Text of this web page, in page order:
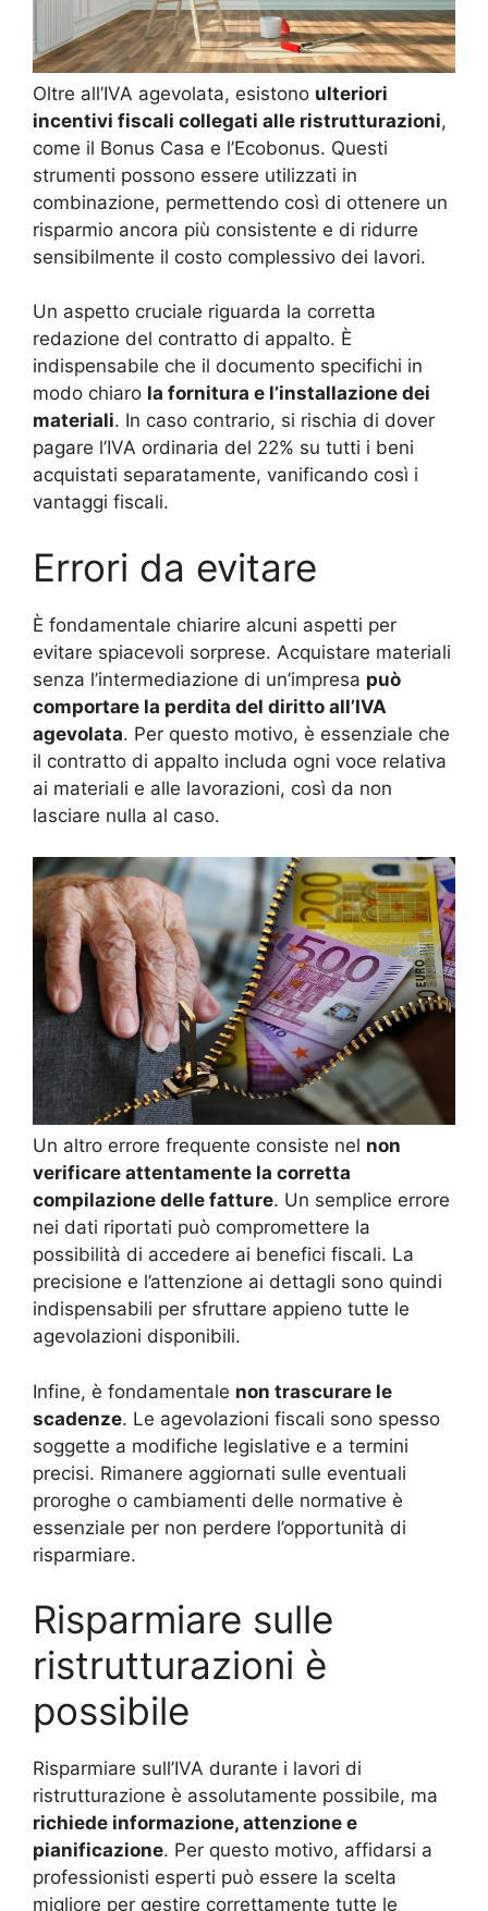
Oltre all’IVA agevolata, esistono ulteriori
incentivi fiscali collegati alle ristrutturazioni,
come il Bonus Casa e l’Ecobonus. Questi
strumenti possono essere utilizzati in
combinazione, permettendo così di ottenere un
risparmio ancora più consistente e di ridurre
sensibilmente il costo complessivo dei lavori.
Un aspetto cruciale riguarda la corretta
redazione del contratto di appalto. È
indispensabile che il documento specifichi in
modo chiaro la fornitura e l’installazione dei
materiali. In caso contrario, si rischia di dover
pagare l’IVA ordinaria del 22% su tutti i beni
acquistati separatamente, vanificando così i
vantaggi fiscali.
Errori da evitare
È fondamentale chiarire alcuni aspetti per
evitare spiacevoli sorprese. Acquistare materiali
senza l’intermediazione di un’impresa può
comportare la perdita del diritto all’IVA
agevolata. Per questo motivo, è essenziale che
il contratto di appalto includa ogni voce relativa
ai materiali e alle lavorazioni, così da non
lasciare nulla al caso.
Un altro errore frequente consiste nel non
verificare attentamente la corretta
compilazione delle fatture. Un semplice errore
nei dati riportati può compromettere la
possibilità di accedere ai benefici fiscali. La
precisione e l’attenzione ai dettagli sono quindi
indispensabili per sfruttare appieno tutte le
agevolazioni disponibili.
Infine, è fondamentale non trascurare le
scadenze. Le agevolazioni fiscali sono spesso
soggette a modifiche legislative e a termini
precisi. Rimanere aggiornati sulle eventuali
proroghe o cambiamenti delle normative è
essenziale per non perdere l’opportunità di
risparmiare.
Risparmiare sulle
ristrutturazioni è
possibile
Risparmiare sull’IVA durante i lavori di
ristrutturazione è assolutamente possibile, ma
richiede informazione, attenzione e
pianificazione. Per questo motivo, affidarsi a
professionisti esperti può essere la scelta
migliore per gestire correttamente tutte le